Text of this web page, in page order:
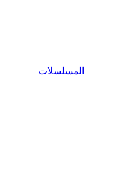
المسلسلات